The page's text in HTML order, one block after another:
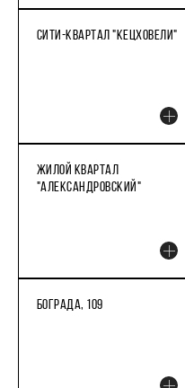
СИТИ-КВАРТАЛ "КЕЦХОВЕЛИ"
ЖИЛОЙ КВАРТАЛ
"АЛЕКСАНДРОВСКИЙ"
БОГРАДА, 109